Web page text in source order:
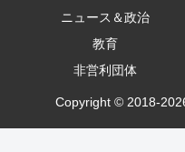
ニュース＆政治
教育
非営利団体
Copyright © 2018-